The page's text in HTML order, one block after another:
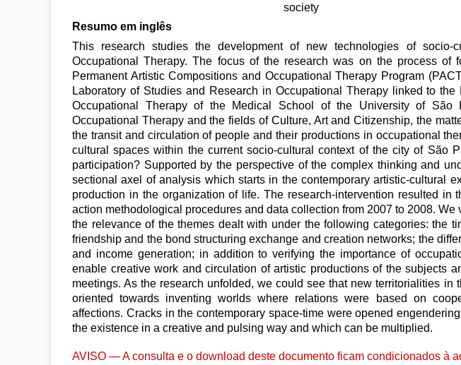
society
Resumo em inglês
This research studies the development of new technologies of socio-
Occupational Therapy. The focus of the research was on the process
Permanent Artistic Compositions and Occupational Therapy Program
Laboratory of Studies and Research in Occupational Therapy linked to
Occupational Therapy of the Medical School of the University of São
Occupational Therapy and the fields of Culture, Art and Citizenship, the
the transit and circulation of people and their productions in occupational
cultural spaces within the current socio-cultural context of the city of São
participation? Supported by the perspective of the complex thinking and
sectional axel of analysis which starts in the contemporary artistic-cultural
production in the organization of life. The research-intervention resulted
action methodological procedures and data collection from 2007 to 2008.
the relevance of the themes dealt with under the following categories: the
friendship and the bond structuring exchange and creation networks; the
and income generation; in addition to verifying the importance of
enable creative work and circulation of artistic productions of the subjects
meetings. As the research unfolded, we could see that new territorialities
oriented towards inventing worlds where relations were based on
affections. Cracks in the contemporary space-time were opened
the existence in a creative and pulsing way and which can be multiplied.
AVISO — A consulta e o download deste documento ficam condicionados à